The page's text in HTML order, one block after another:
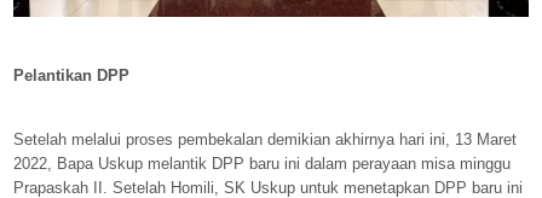
Pelantikan DPP
Setelah melalui proses pembekalan demikian akhirnya hari ini, 13 Maret
2022, Bapa Uskup melantik DPP baru ini dalam perayaan misa minggu
Prapaskah II. Setelah Homili, SK Uskup untuk menetapkan DPP baru ini